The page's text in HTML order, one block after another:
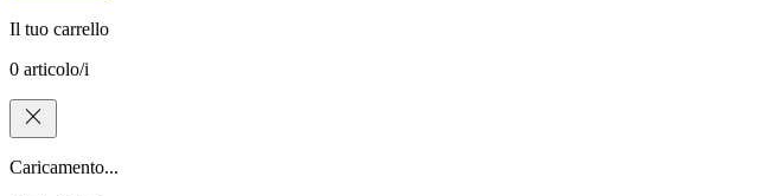
Il tuo carrello
0 articolo/i
close
Caricamento...